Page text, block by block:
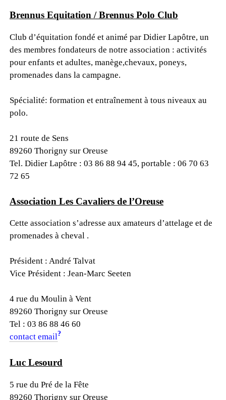
Brennus Equitation / Brennus Polo Club
Club d’équitation fondé et animé par Didier Lapôtre, un
des membres fondateurs de notre association : activités
pour enfants et adultes, manège,chevaux, poneys,
promenades dans la campagne.
Spécialité: formation et entraînement à tous niveaux au
polo.
21 route de Sens
89260 Thorigny sur Oreuse
Tel. Didier Lapôtre : 03 86 88 94 45, portable : 06 70 63
72 65
Association Les Cavaliers de l’Oreuse
Cette association s’adresse aux amateurs d’attelage et de
promenades à cheval .
Président : André Talvat
Vice Président : Jean-Marc Seeten
4 rue du Moulin à Vent
89260 Thorigny sur Oreuse
Tel : 03 86 88 46 60
contact email?
Luc Lesourd
5 rue du Pré de la Fête
89260 Thorigny sur Oreuse